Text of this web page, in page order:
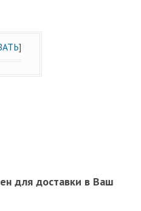
]
для доставки в Ваш